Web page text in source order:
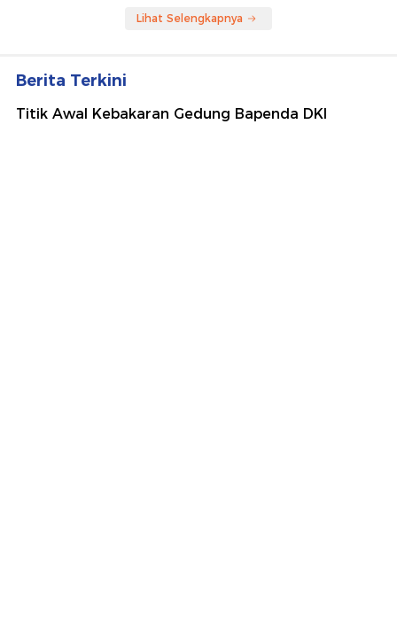
Lihat Selengkapnya
Berita Terkini
Titik Awal Kebakaran Gedung Bapenda DKI